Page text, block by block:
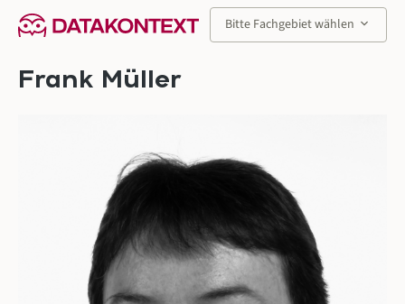
springen Bitte Fachgebiet wählen keyboard_arrow_down
Frank Müller